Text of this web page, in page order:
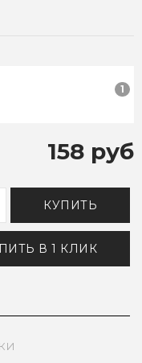
1
158 руб
КУПИТЬ
В 1 КЛИК